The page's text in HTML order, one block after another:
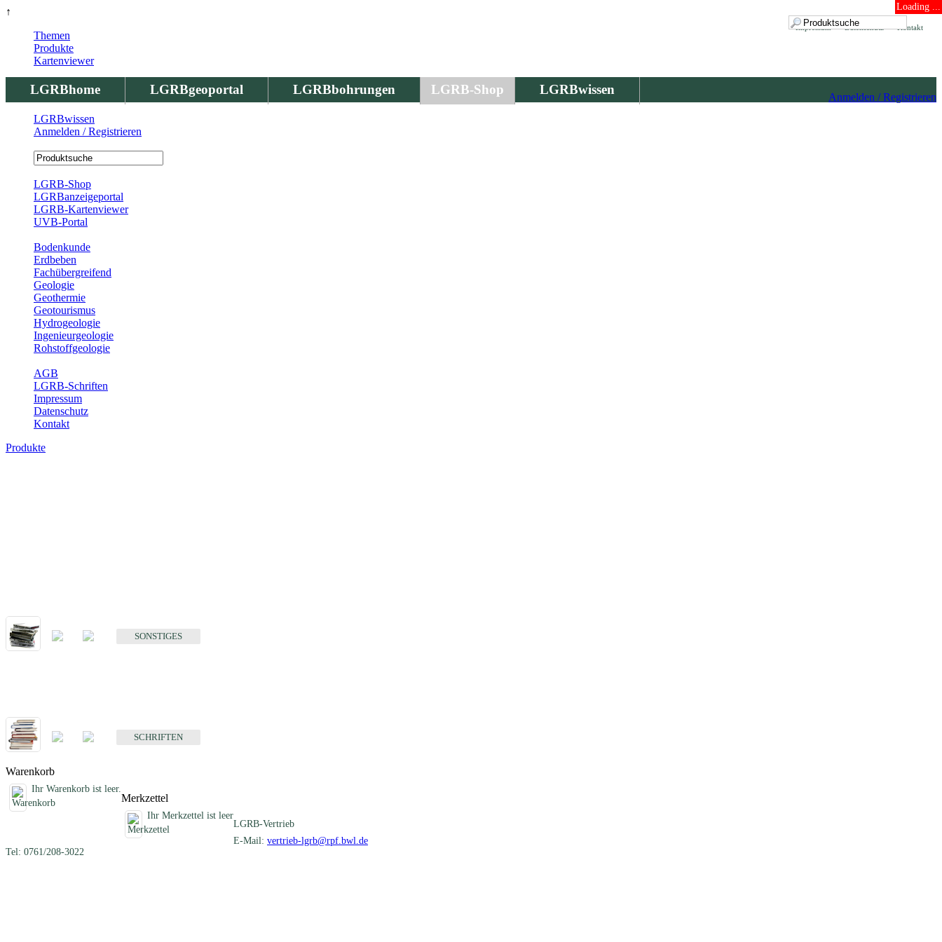
↑ Loading ...
Kontakt
Datenschutz
Impressum
LGRBhome LGRBgeoportal LGRBbohrungen LGRB-Shop LGRBwissen
Anmelden / Registrieren
Themen
Produkte
Kartenviewer
LGRBwissen
Anmelden / Registrieren
LGRB-Shop
LGRBanzeigeportal
LGRB-Kartenviewer
UVB-Portal
Bodenkunde
Erdbeben
Fachübergreifend
Geologie
Geothermie
Geotourismus
Hydrogeologie
Ingenieurgeologie
Rohstoffgeologie
AGB
LGRB-Schriften
Impressum
Datenschutz
Kontakt
Produkte
SONSTIGES
SCHRIFTEN
Warenkorb
Ihr Warenkorb ist leer.
Merkzettel
Ihr Merkzettel ist leer
LGRB-Vertrieb
E-Mail: vertrieb-lgrb@rpf.bwl.de
Tel: 0761/208-3022